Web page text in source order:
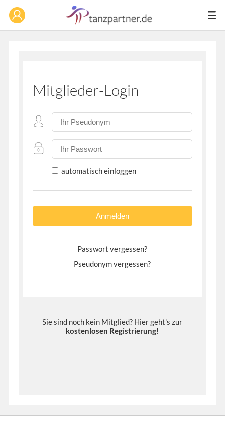
Mitglieder-Login
automatisch einloggen
Passwort vergessen?
Pseudonym vergessen?
Sie sind noch kein Mitglied? Hier geht's zur
kostenlosen Registrierung!